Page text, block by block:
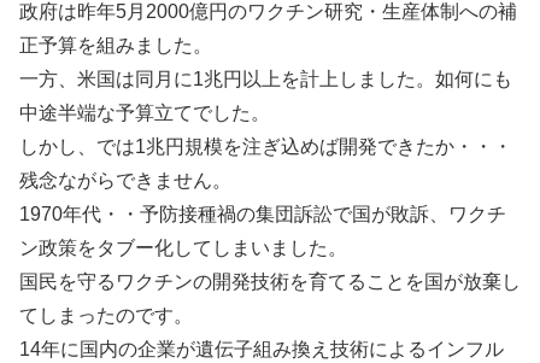
政府は昨年5月2000億円のワクチン研究・生産体制への補
正予算を組みました。
一方、米国は同月に1兆円以上を計上しました。如何にも
中途半端な予算立てでした。
しかし、では1兆円規模を注ぎ込めば開発できたか・・・
残念ながらできません。
1970年代・・予防接種禍の集団訴訟で国が敗訴、ワクチ
ン政策をタブー化してしまいました。
国民を守るワクチンの開発技術を育てることを国が放棄し
てしまったのです。
14年に国内の企業が遺伝子組み換え技術によるインフル